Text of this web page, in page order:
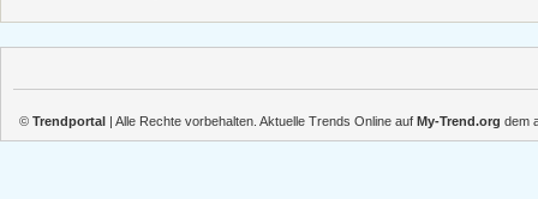
© Trendportal | Alle Rechte vorbehalten. Aktuelle Trends Online auf My-Trend.org dem